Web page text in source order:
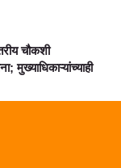
चौकशी
मुख्याधिकाऱ्यांच्याही